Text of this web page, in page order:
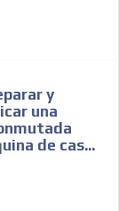
y
una
de cas...